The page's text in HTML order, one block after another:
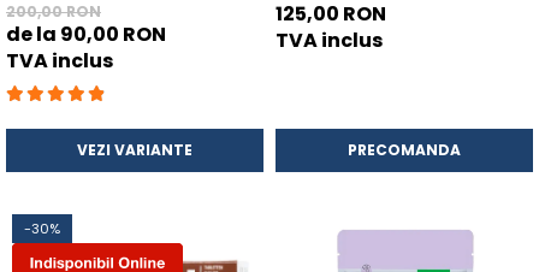
externa pentru caini, 3 pastile
200,00 RON
de la 90,00 RON
TVA inclus
VEZI VARIANTE
caini
125,00 RON
TVA inclus
PRECOMANDA
-30%